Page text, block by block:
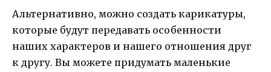
Альтернативно, можно создать карикатуры,
которые будут передавать особенности
наших характеров и нашего отношения друг
к другу. Вы можете придумать маленькие